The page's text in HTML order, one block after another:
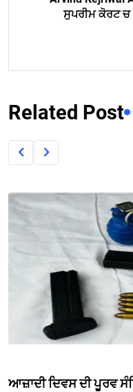
ਸੁਪਰੀਮ ਕੋਰਟ ਚ
Related Post
ਆਜ਼ਾਦੀ ਦਿਵਸ ਦੀ ਪੂਰਵ